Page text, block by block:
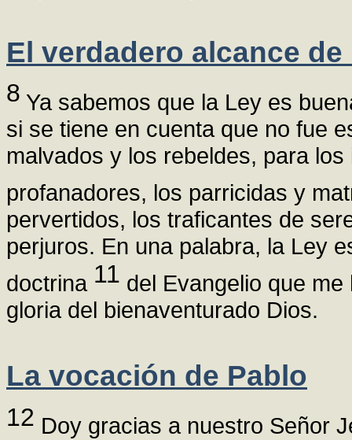
El verdadero alcance de
8 Ya sabemos que la Ley es
si se tiene en cuenta que no fue
malvados y los rebeldes, para
profanadores, los parricidas y
pervertidos, los traficantes de
perjuros. En una palabra, la Ley
doctrina 11 del Evangelio que
gloria del bienaventurado Dios.
La vocación de Pablo
12 Doy gracias a nuestro Señor